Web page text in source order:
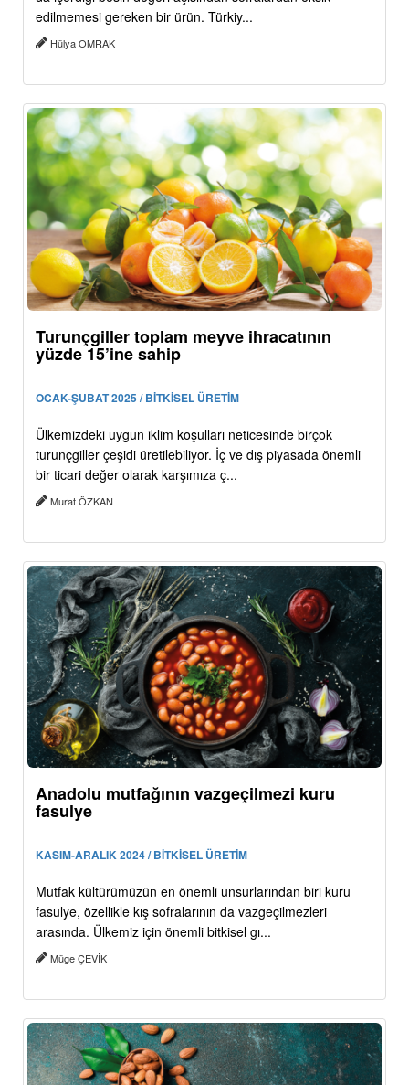
edilmemesi gereken bir ürün. Türkiy...
Hülya OMRAK
Turunçgiller toplam meyve ihracatının
yüzde 15’ine sahip
OCAK-ŞUBAT 2025 / BİTKİSEL ÜRETİM
Ülkemizdeki uygun iklim koşulları neticesinde birçok
turunçgiller çeşidi üretilebiliyor. İç ve dış piyasada önemli
bir ticari değer olarak karşımıza ç...
Murat ÖZKAN
Anadolu mutfağının vazgeçilmezi kuru
fasulye
KASIM-ARALIK 2024 / BİTKİSEL ÜRETİM
Mutfak kültürümüzün en önemli unsurlarından biri kuru
fasulye, özellikle kış sofralarının da vazgeçilmezleri
arasında. Ülkemiz için önemli bitkisel gı...
Müge ÇEVİK